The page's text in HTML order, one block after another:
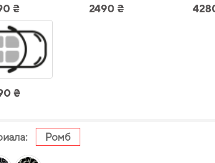
₴ 2490 ₴
₴
Ромб